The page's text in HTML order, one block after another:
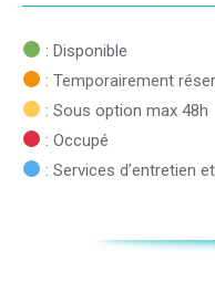
: Disponible
: Temporairement
: Sous option max 48h
: Occupé
: Services d’entretien